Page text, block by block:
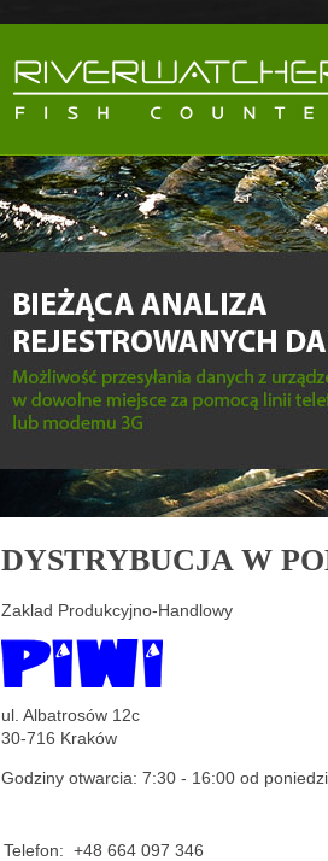
DYSTRYBUCJA W
Zaklad Produkcyjno-Handlowy
ul. Albatrosów 12c
30-716 Kraków
Godziny otwarcia: 7:30 - 16:00 od
Telefon: +48 664 097 346